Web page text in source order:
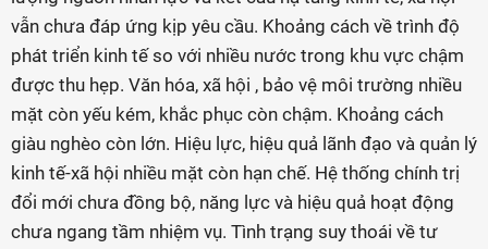
vẫn chưa đáp ứng kịp yêu cầu. Khoảng cách về trình độ
phát triển kinh tế so với nhiều nước trong khu vực chậm
được thu hẹp. Văn hóa, xã hội , bảo vệ môi trường nhiều
mặt còn yếu kém, khắc phục còn chậm. Khoảng cách
giàu nghèo còn lớn. Hiệu lực, hiệu quả lãnh đạo và quản lý
kinh tế-xã hội nhiều mặt còn hạn chế. Hệ thống chính trị
đổi mới chưa đồng bộ, năng lực và hiệu quả hoạt động
chưa ngang tầm nhiệm vụ. Tình trạng suy thoái về tư